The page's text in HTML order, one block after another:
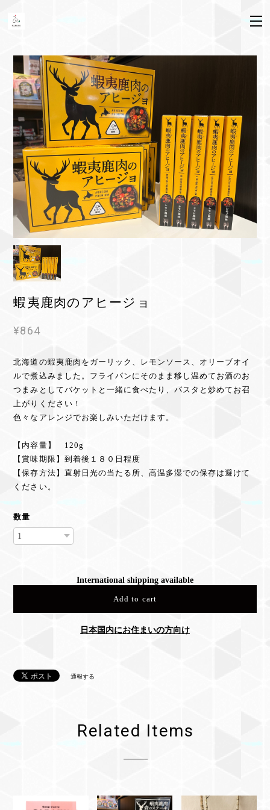
蝦夷鹿肉のアヒージョ
¥864
北海道の蝦夷鹿肉をガーリック、レモンソース、オリーブオイ
ルで煮込みました。フライパンにそのまま移し温めてお酒のお
つまみとしてバケットと一緒に食べたり、パスタと炒めてお召
上がりください！
色々なアレンジでお楽しみいただけます。
【内容量】 120g
【賞味期限】到着後１８０日程度
【保存方法】直射日光の当たる所、高温多湿での保存は避けて
ください。
数量
International shipping available
Add to cart
日本国内にお住まいの方向け
通報する
Related Items